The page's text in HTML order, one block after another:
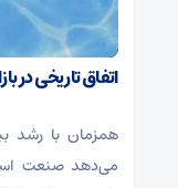
اتفاق تاریخی در
همزمان با رشد
می‌دهد صنعت